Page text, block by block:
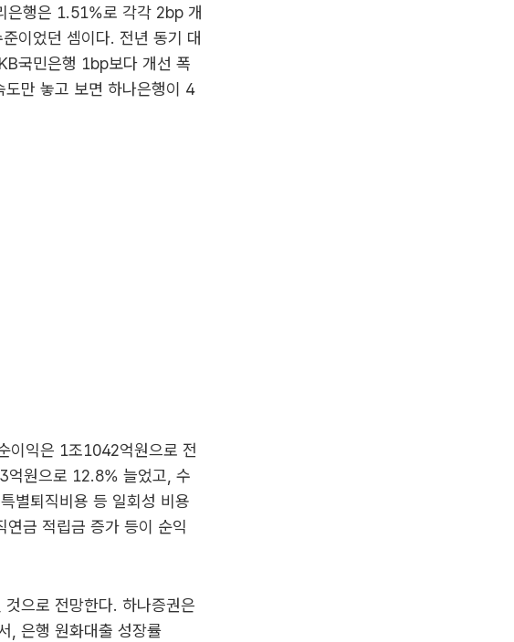
은행은 1.51%로 각각 2bp 개
이었던 셈이다. 전년 동기 대
국민은행 1bp보다 개선 폭
만 놓고 보면 하나은행이 4
이익은 1조1042억원으로 전
억원으로 12.8% 늘었고, 수
별퇴직비용 등 일회성 비용
연금 적립금 증가 등이 순익
으로 전망한다. 하나증권은
, 은행 원화대출 성장률